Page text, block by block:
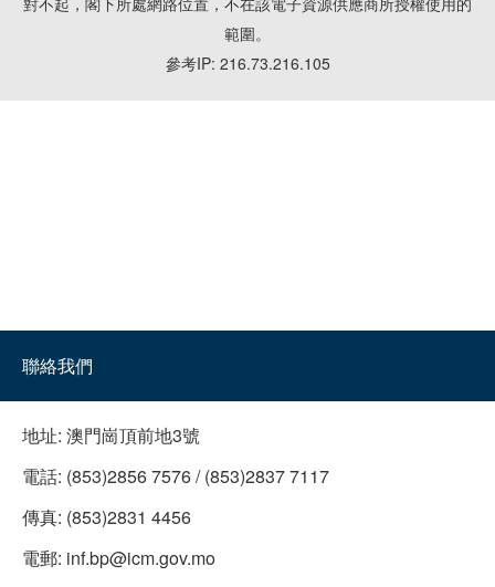
範圍。
參考IP: 216.73.216.105
聯絡我們
地址: 澳門崗頂前地3號
電話: (853)2856 7576 / (853)2837 7117
傳真: (853)2831 4456
電郵: inf.bp@icm.gov.mo